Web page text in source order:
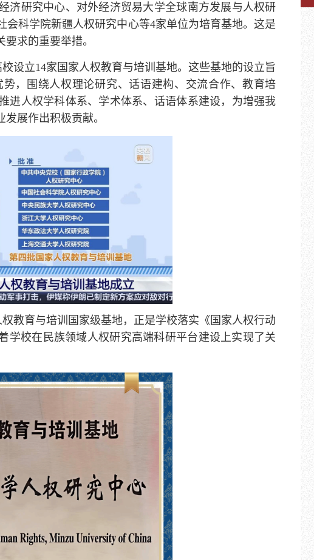
济研究中心、对外经济贸易大学全球南方发展与人权研
科学院新疆人权研究中心等4家单位为培育基地。这是
求的重要举措。
设立14家国家人权教育与培训基地。这些基地的设立旨
，围绕人权理论研究、话语建构、交流合作、教育培
进人权学科体系、学术体系、话语体系建设，为增强我
展作出积极贡献。
教育与培训国家级基地，正是学校落实《国家人权行动
学校在民族领域人权研究高端科研平台建设上实现了关